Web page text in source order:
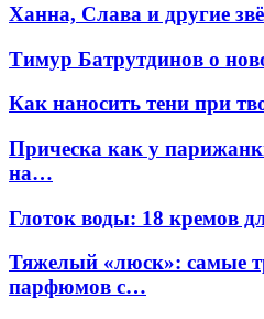
Ханна, Слава и другие
Тимур Батрутдинов о
Как наносить тени при
Прическа как у
на…
Глоток воды: 18 кремов
Тяжелый «люск»: самые
парфюмов с…